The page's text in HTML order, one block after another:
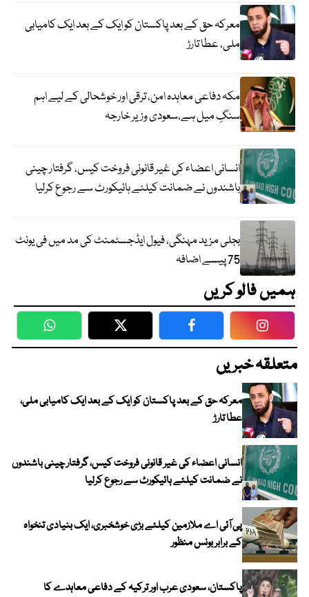
معرکہ حق کے بعد پاکستان کو ایک کے بعد ایک کامیابی
ملی، عطا تارڑ
مکہ دفاعی معاہدہ امن، ترقی اور خوشحالی کے لیے اہم
سنگِ میل ہے،سعودی وزیر خارجہ
انسانی اعضاء کی غیر قانونی فروخت کیس، گرفتار چینی
باشندوں نے ضمانت کیلئے ہائیکورٹ سے رجوع کرلیا
بجلی مزید مہنگی، فیول ایڈجسٹمنٹ کی مد میں فی یونٹ
75 پیسے اضافہ
ہمیں فالو کریں
WhatsApp Twitter Facebook
متعلقہ خبریں
معرکہ حق کے بعد پاکستان کو ایک کے بعد ایک کامیابی ملی،
عطا تارڑ
انسانی اعضاء کی غیر قانونی فروخت کیس، گرفتار چینی باشندوں
نے ضمانت کیلئے ہائیکورٹ سے رجوع کرلیا
پی آئی اے ملازمین کیلئے بڑی خوشخبری، ایک بنیادی تنخواہ
کے برابر بونس منظور
پاکستان، سعودی عرب اور ترکیہ کے دفاعی معاہدے کا